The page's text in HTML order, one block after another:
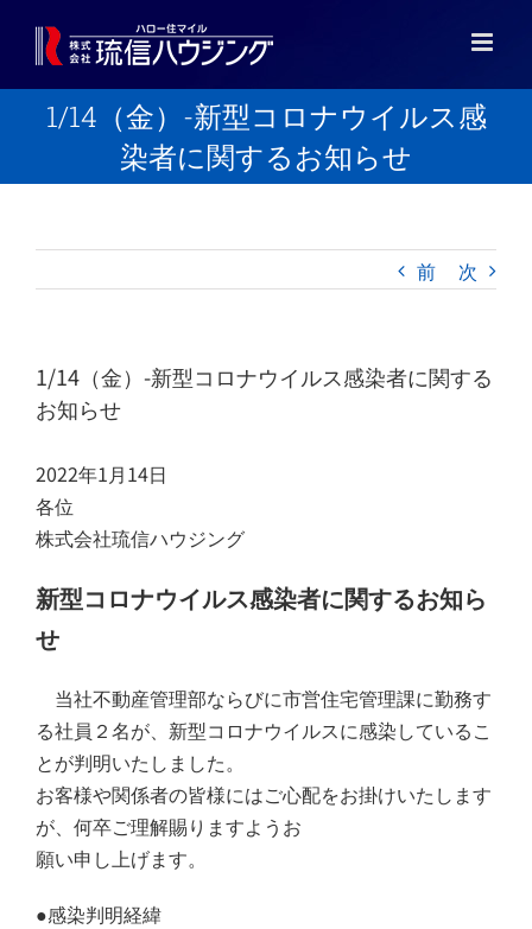
1/14（金）-新型コロナウイルス感
染者に関するお知らせ
前 次
1/14（金）-新型コロナウイルス感染者に関する
お知らせ
2022年1月14日
各位
株式会社琉信ハウジング
新型コロナウイルス感染者に関するお知ら
せ
当社不動産管理部ならびに市営住宅管理課に勤務す
る社員 ２名が、新型コロナウイルスに感染しているこ
とが判明いたしました。
お客様や関係者の皆様にはご心配をお掛けいたします
が、何卒ご理解賜りますようお
願い申し上げます。
●感染判明経緯